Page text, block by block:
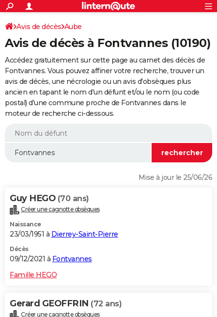
ACTUALITÉS
Politique
Société
Faits Divers
Education
Monde
Villes
+
SPORT
Coupe du monde 2026
Football
Tennis
Cyclisme
Rugby
Forum
Programme TV
TNT
Streaming
Cinéma
Sorties cinéma
Musique
+
FINANCE
Retraite
Impôts
Epargne
Immobilier
Risques naturels par ville
Banque
Assurance
Crédit
AUTO
Essais
Réserver un essai
Citadines
Berlines
SUV
Forum auto
+HIGH-TECH
BRICOLAGE
WEEK-END
Alimentation
Guide de la santé
Maladies
Médicaments
Sommeil
VOYAGE
Destinations
City break
Voyage nature
Voyage de noces
Forum
Climat
+PHOTO
GUIDES D'ACHAT
Carte de Noël
Carte Bonne année
Carte Saint-Valentin
Carte Pâques
Carte d'anniversaire
DICTIONNAIRE
Avis de décès Aube
Avis de décès à Fontvannes (10190)
Accédez gratuitement sur cette page au carnet des décès de
Fontvannes. Vous pouvez affiner votre recherche, trouver un
avis de décès, une nécrologie ou un avis d'obsèques plus
ancien en tapant le nom d'un défunt et/ou le nom (ou code
postal) d'une commune proche de Fontvannes dans le
moteur de recherche ci-dessous.
Mise à jour le 25/06/26
Guy HEGO (70 ans)
Créer une cagnotte obsèques
Naissance
23/03/1951 à Dierrey-Saint-Pierre
Décès
09/12/2021 à Fontvannes
Famille HEGO
Gerard GEOFFRIN (72 ans)
Créer une cagnotte obsèques